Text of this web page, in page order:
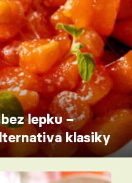
lepku –
klasiky